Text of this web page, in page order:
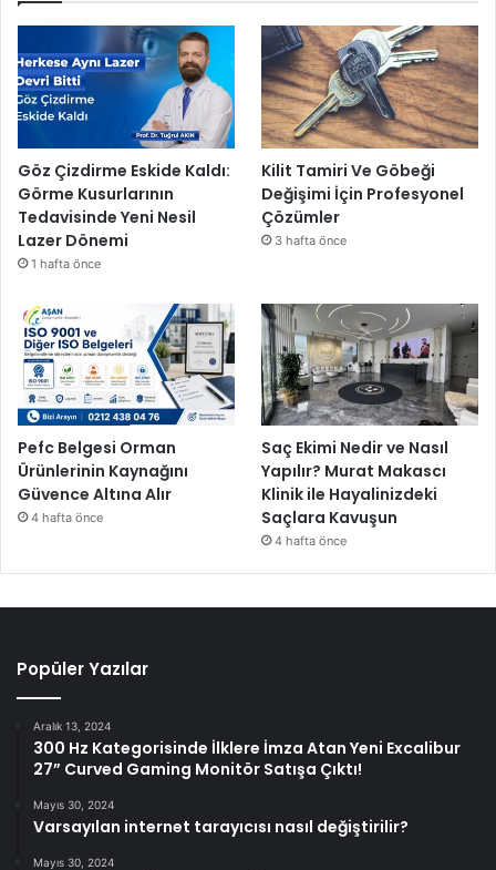
Göz Çizdirme Eskide Kaldı:
Görme Kusurlarının
Tedavisinde Yeni Nesil
Lazer Dönemi
1 hafta önce
Kilit Tamiri Ve Göbeği
Değişimi İçin Profesyonel
Çözümler
3 hafta önce
Pefc Belgesi Orman
Ürünlerinin Kaynağını
Güvence Altına Alır
4 hafta önce
Saç Ekimi Nedir ve Nasıl
Yapılır? Murat Makascı
Klinik ile Hayalinizdeki
Saçlara Kavuşun
4 hafta önce
Popüler Yazılar
Aralık 13, 2024
300 Hz Kategorisinde İlklere İmza Atan Yeni Excalibur
27” Curved Gaming Monitör Satışa Çıktı!
Mayıs 30, 2024
Varsayılan internet tarayıcısı nasıl değiştirilir?
Mayıs 30, 2024